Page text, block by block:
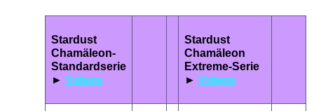
Stardust
Chamäleon-
Standardserie
► Videos
Stardust
Chamäleon
Extreme-Serie
► Videos